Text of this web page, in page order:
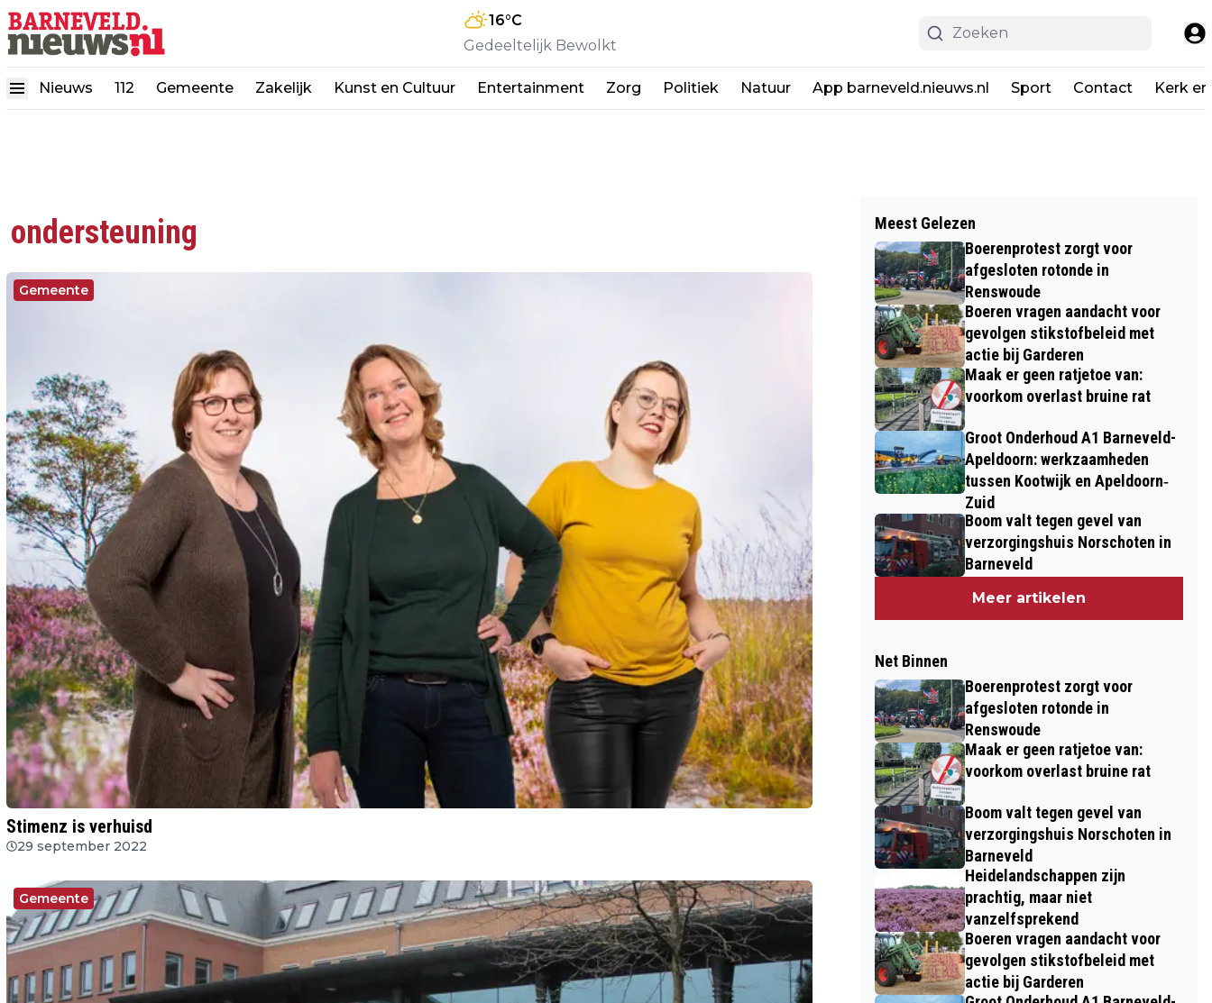
16°C
Gedeeltelijk Bewolkt
Nieuws 112 Gemeente Zakelijk Kunst en Cultuur Entertainment Zorg Politiek Natuur App barneveld.nieuws.nl Sport Contact Kerk
ondersteuning
Gemeente
Stimenz is verhuisd
29 september 2022
Gemeente
Meest Gelezen
Boerenprotest zorgt voor
afgesloten rotonde in
Renswoude
Boeren vragen aandacht voor
gevolgen stikstofbeleid met
actie bij Garderen
Maak er geen ratjetoe van:
voorkom overlast bruine rat
Groot Onderhoud A1 Barneveld-
Apeldoorn: werkzaamheden
tussen Kootwijk en Apeldoorn‐
Zuid
Boom valt tegen gevel van
verzorgingshuis Norschoten in
Barneveld
Meer artikelen
Net Binnen
Boerenprotest zorgt voor
afgesloten rotonde in
Renswoude
Maak er geen ratjetoe van:
voorkom overlast bruine rat
Boom valt tegen gevel van
verzorgingshuis Norschoten in
Barneveld
Heidelandschappen zijn
prachtig, maar niet
vanzelfsprekend
Boeren vragen aandacht voor
gevolgen stikstofbeleid met
actie bij Garderen